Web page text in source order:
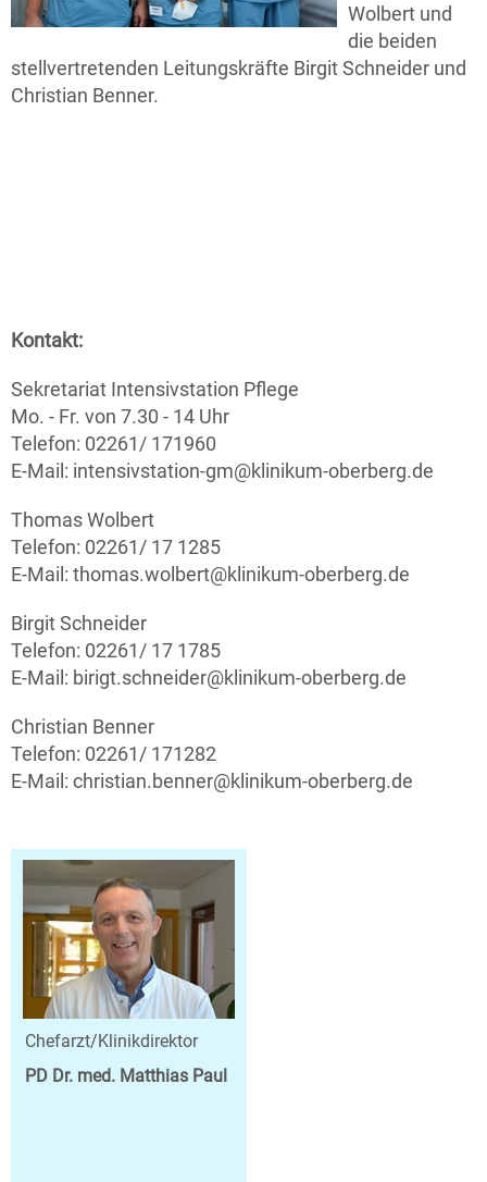
Wolbert und
die beiden
stellvertretenden Leitungskräfte Birgit Schneider und
Christian Benner.
Kontakt:
Sekretariat Intensivstation Pflege
Mo. - Fr. von 7.30 - 14 Uhr
Telefon: 02261/ 171960
E-Mail: intensivstation-gm@klinikum-oberberg.de
Thomas Wolbert
Telefon: 02261/ 17 1285
E-Mail: thomas.wolbert@klinikum-oberberg.de
Birgit Schneider
Telefon: 02261/ 17 1785
E-Mail: birigt.schneider@klinikum-oberberg.de
Christian Benner
Telefon: 02261/ 171282
E-Mail: christian.benner@klinikum-oberberg.de
Chefarzt/Klinikdirektor
PD Dr. med. Matthias Paul